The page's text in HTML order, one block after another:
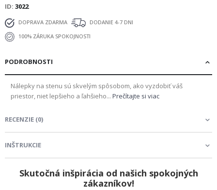
ID 3022
DOPRAVA ZDARMA
DODANIE 4-7 DNI
100% ZÁRUKA SPOKOJNOSTI
PODROBNOSTI
Nálepky na stenu sú skvelým spôsobom, ako vyzdobiť váš
priestor, niet lepšieho a ľahšieho... Prečítajte si viac
RECENZIE (0)
INŠTRUKCIE
Skutočná inšpirácia od našich spokojných
zákazníkov!